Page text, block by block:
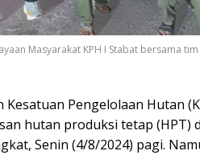
Masyarakat KPH I Stabat bersama
Kesatuan Pengelolaan Hutan
hutan produksi tetap (HPT)
Senin (4/8/2024) pagi.